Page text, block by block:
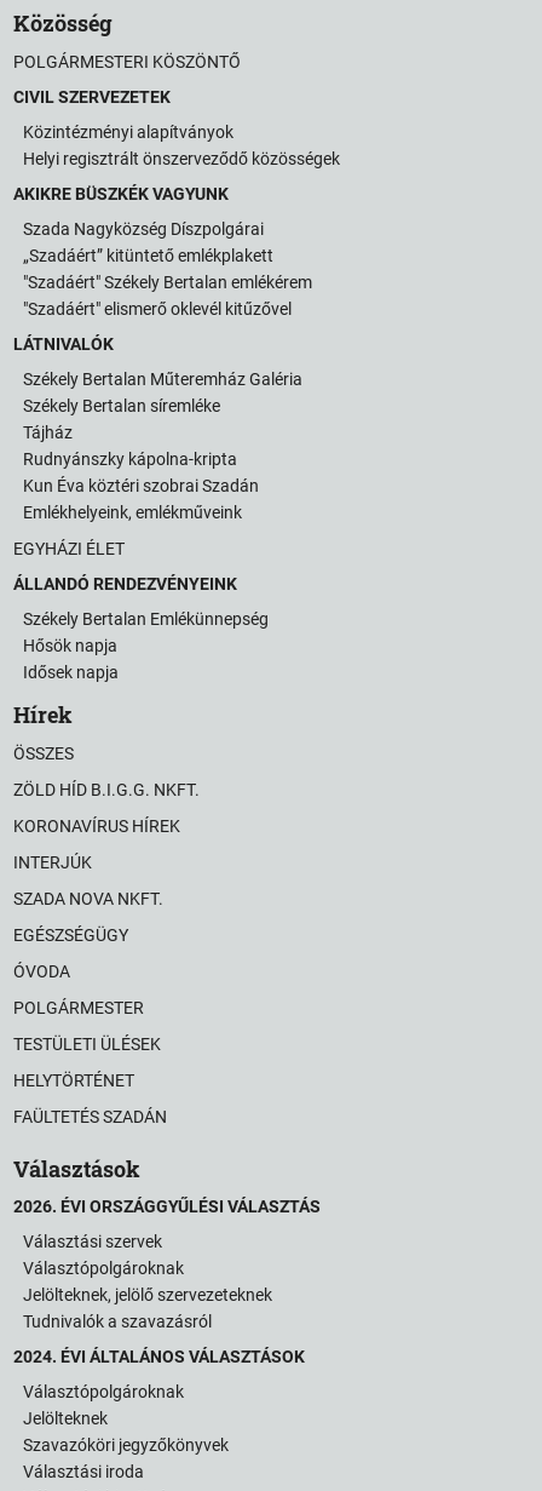
Közösség
POLGÁRMESTERI KÖSZÖNTŐ
CIVIL SZERVEZETEK
Közintézményi alapítványok
Helyi regisztrált önszerveződő közösségek
AKIKRE BÜSZKÉK VAGYUNK
Szada Nagyközség Díszpolgárai
„Szadáért” kitüntető emlékplakett
"Szadáért" Székely Bertalan emlékérem
"Szadáért" elismerő oklevél kitűzővel
LÁTNIVALÓK
Székely Bertalan Műteremház Galéria
Székely Bertalan síremléke
Tájház
Rudnyánszky kápolna-kripta
Kun Éva köztéri szobrai Szadán
Emlékhelyeink, emlékműveink
EGYHÁZI ÉLET
ÁLLANDÓ RENDEZVÉNYEINK
Székely Bertalan Emlékünnepség
Hősök napja
Idősek napja
Hírek
ÖSSZES
ZÖLD HÍD B.I.G.G. NKFT.
KORONAVÍRUS HÍREK
INTERJÚK
SZADA NOVA NKFT.
EGÉSZSÉGÜGY
ÓVODA
POLGÁRMESTER
TESTÜLETI ÜLÉSEK
HELYTÖRTÉNET
FAÜLTETÉS SZADÁN
Választások
2026. ÉVI ORSZÁGGYŰLÉSI VÁLASZTÁS
Választási szervek
Választópolgároknak
Jelölteknek, jelölő szervezeteknek
Tudnivalók a szavazásról
2024. ÉVI ÁLTALÁNOS VÁLASZTÁSOK
Választópolgároknak
Jelölteknek
Szavazóköri jegyzőkönyvek
Választási iroda